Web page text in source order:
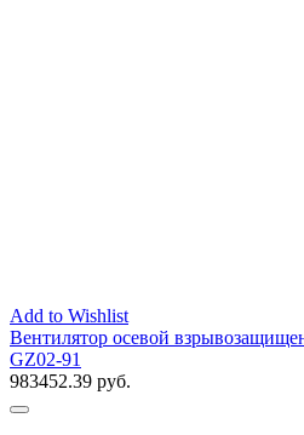
Add to Wishlist
Вентилятор осевой
GZ02-91
983452.39 руб.